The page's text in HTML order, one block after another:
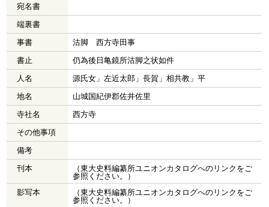
宛名書
端裏書
事書
沽脚 西方寺田事
書止
仍為後日亀鏡所沽脚之状如件
人名
源氏女」左近太郎」長賀」相共教」平
地名
山城国紀伊郡佐井佐里
寺社名
西方寺
その他事項
備考
刊本
（東大史料編纂所ユニオンカタログへのリンクをご
参照ください。）
影写本
（東大史料編纂所ユニオンカタログへのリンクをご
参照ください。）